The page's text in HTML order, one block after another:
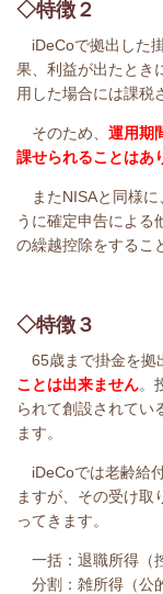
◇特徴２
iDeCoで拠出した
果、利益が出たとき
用した場合には課税
そのため、 運用期
課せられることはあ
またNISAと同様に
うに確定申告による
の繰越控除をするこ
◇特徴３
65歳まで掛金を拠
ことは出来ません。
られて創設されてい
ます。
iDeCoでは老齢給
ますが、その受け取
ってきます。
一括：退職所得（
分割：雑所得（公